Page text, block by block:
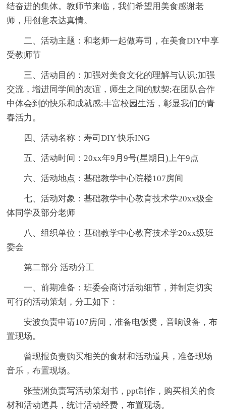
结奋进的集体。教师节来临，我们希望用美食感谢老
师，用创意表达真情。
二、活动主题：和老师一起做寿司，在美食DIY中享
受教师节
三、活动目的：加强对美食文化的理解与认识;加强
交流，增进同学间的友谊，师生之间的默契;在团队合作
中体会到的快乐和成就感;丰富校园生活，彰显我们的青
春活力。
四、活动名称：寿司DIY 快乐ING
五、活动时间：20xx年9月9号(星期日)上午9点
六、活动地点：基础教学中心院楼107房间
七、活动对象：基础教学中心教育技术学20xx级全
体同学及部分老师
八、组织单位：基础教学中心教育技术学20xx级班
委会
第二部分 活动分工
一、前期准备：班委会商讨活动细节，并制定切实
可行的活动策划，分工如下：
安波负责申请107房间，准备电饭煲，音响设备，布
置现场。
曾现报负责购买相关的食材和活动道具，准备现场
音乐，布置现场。
张莹渊负责写活动策划书，ppt制作，购买相关的食
材和活动道具，统计活动经费，布置现场。